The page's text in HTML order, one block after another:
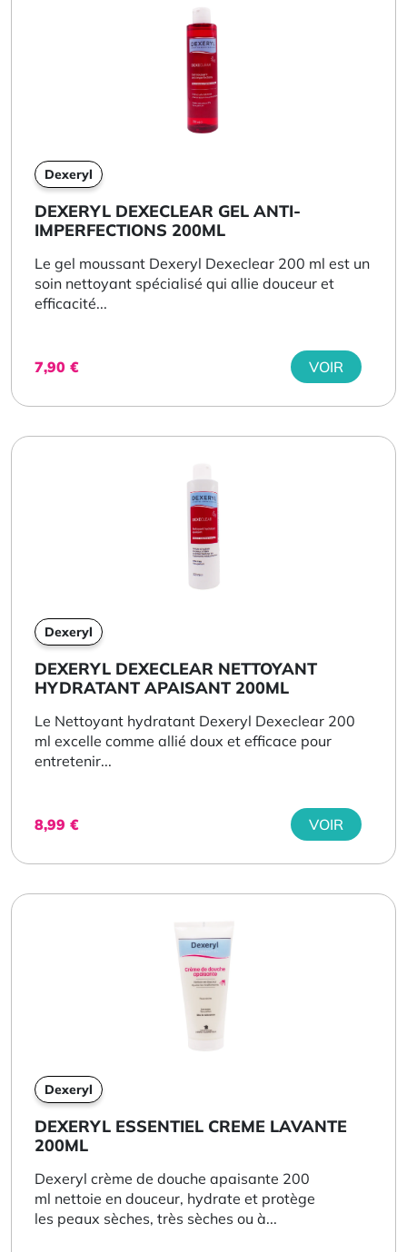
Dexeryl
DEXERYL DEXECLEAR GEL ANTI-
IMPERFECTIONS 200ML
Le gel moussant Dexeryl Dexeclear 200 ml est un
soin nettoyant spécialisé qui allie douceur et
efficacité...
7,90 € VOIR
Dexeryl
DEXERYL DEXECLEAR NETTOYANT
HYDRATANT APAISANT 200ML
Le Nettoyant hydratant Dexeryl Dexeclear 200
ml excelle comme allié doux et efficace pour
entretenir...
8,99 € VOIR
Dexeryl
DEXERYL ESSENTIEL CREME LAVANTE
200ML
Dexeryl crème de douche apaisante 200
ml nettoie en douceur, hydrate et protège
les peaux sèches, très sèches ou à...